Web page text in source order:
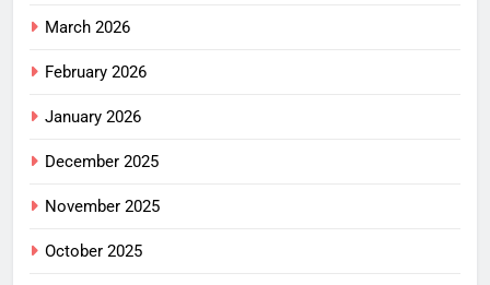
March 2026
February 2026
January 2026
December 2025
November 2025
October 2025